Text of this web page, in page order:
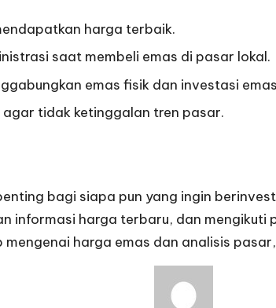
harga terbaik.
saat membeli emas di pasar lokal.
emas fisik dan investasi
tidak ketinggalan tren pasar.
bagi siapa pun yang ingin
informasi harga terbaru, dan
harga emas dan analisis